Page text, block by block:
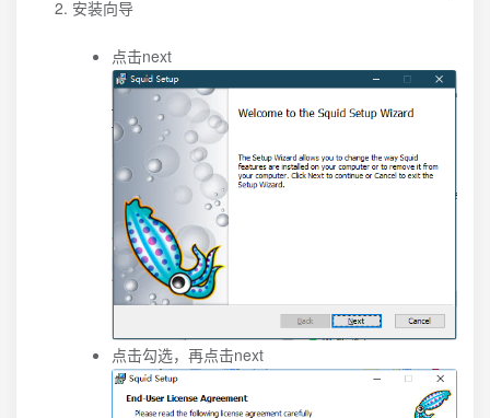
安装向导
点击next
点击勾选，再点击next